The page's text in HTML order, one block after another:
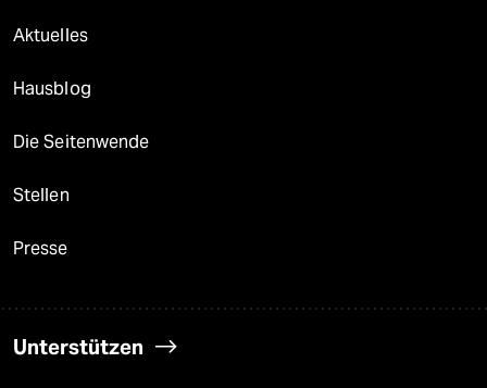
Aktuelles
Hausblog
Die Seitenwende
Stellen
Presse
Unterstützen